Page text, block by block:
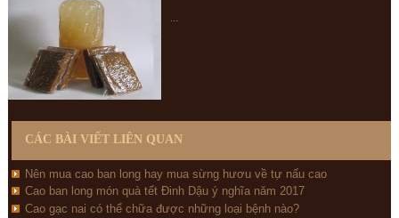
...
CÁC BÀI VIẾT LIÊN QUAN
Nên mua cao ban long hay mua sừng hươu về tự nấu cao
Cao ban long món quà tết Đinh Dậu ý nghĩa năm 2017
Cao gạc nai có thể chữa được những loại bệnh nào?